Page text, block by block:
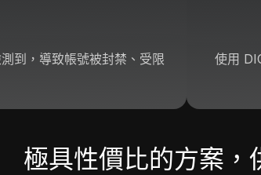
到，導致帳號被封禁、受限
使用
極具性價比的方案，